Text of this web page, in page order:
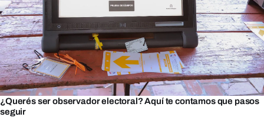
¿Querés ser observador electoral? Aquí te contamos que pasos
seguir